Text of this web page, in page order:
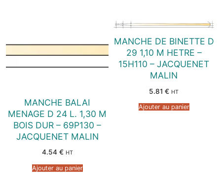
MANCHE BALAI
MENAGE D 24 L. 1,30 M
BOIS DUR – 69P130 –
JACQUENET MALIN
4.54 € HT
Ajouter au panier
MANCHE DE BINETTE D
29 1,10 M HETRE –
15H110 – JACQUENET
MALIN
5.81 € HT
Ajouter au panier